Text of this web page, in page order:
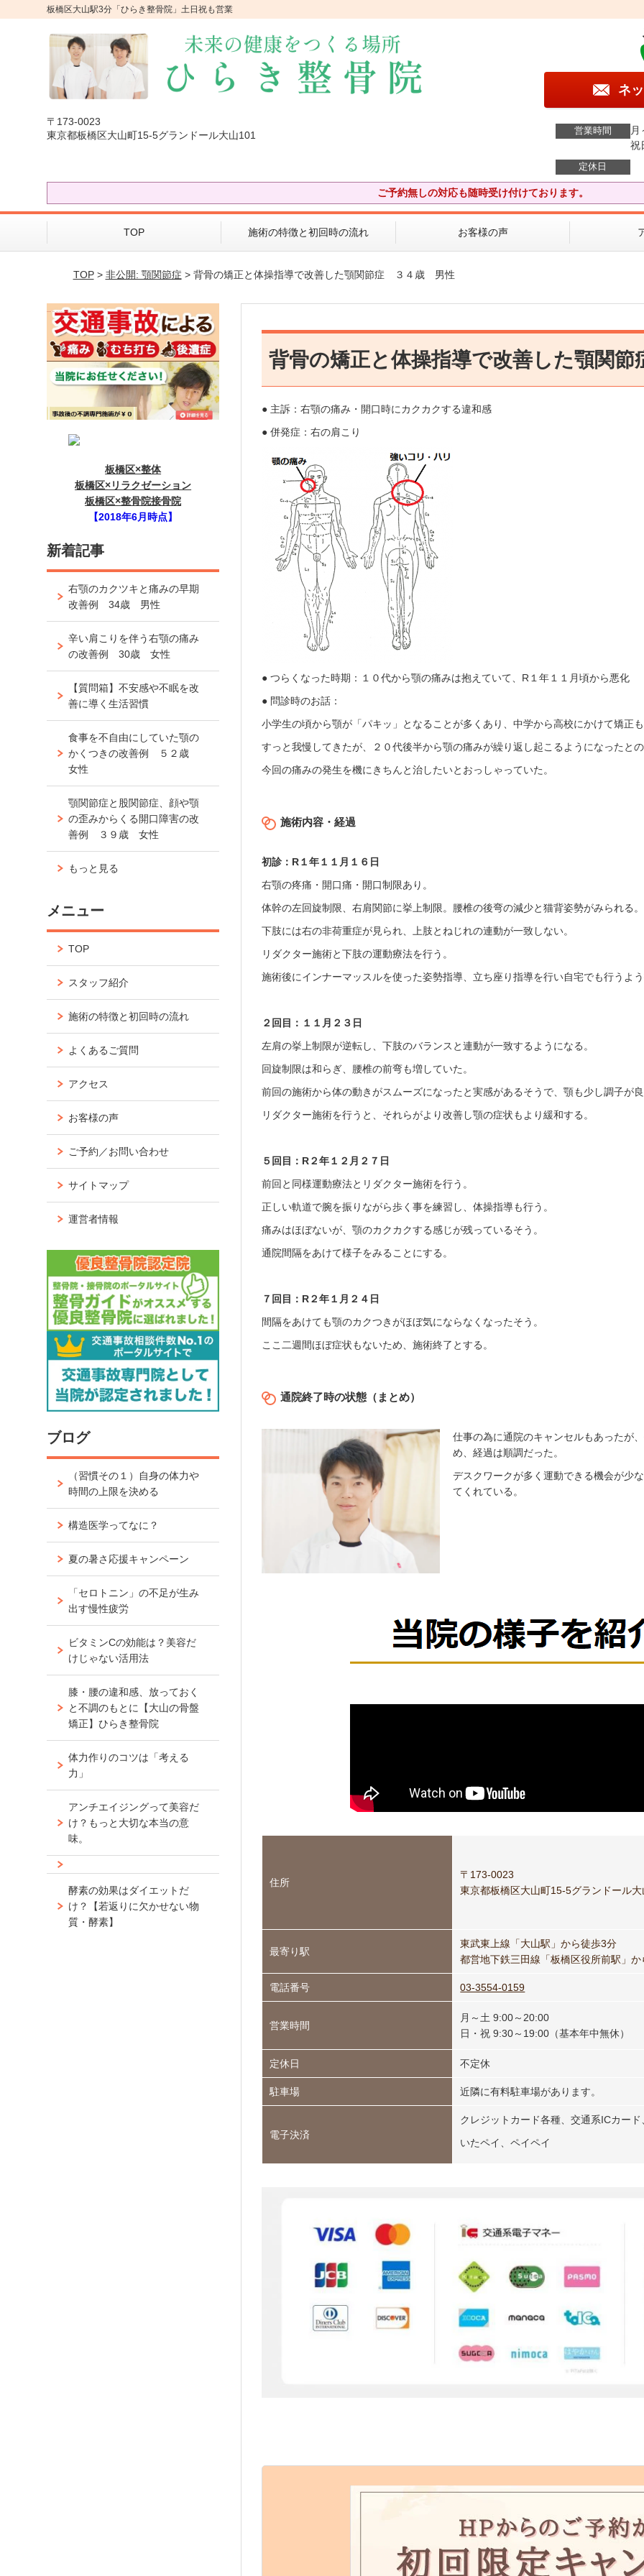
板橋区大山駅3分「ひらき整骨院」土日祝も営業
〒173-0023
東京都板橋区大山町15-5グランドール大山101
ネ
営業時間
祝
定休日
ご予約無しの対応も随時受け付けております。
TOP 施術の特徴と初回時の流れ お客様の声
TOP> 非公開: 顎関節症 > 背骨の矯正と体操指導で改善した顎関節症 ３４歳 男性
背骨の矯正と体操指導で改善した顎関
● 主訴：右顎の痛み・開口時にカクカクする違和感
● 併発症：右の肩こり
● つらくなった時期：１０代から顎の痛みは抱えていて、R１年１１月頃から悪化
● 問診時のお話：
小学生の頃から顎が「パキッ」となることが多くあり、中学から高校にかけて矯正も
すっと我慢してきたが、２０代後半から顎の痛みが繰り返し起こるようになったとの
今回の痛みの発生を機にきちんと治したいとおっしゃっていた。
施術内容・経過
初診：R１年１１月１６日
右顎の疼痛・開口痛・開口制限あり。
体幹の左回旋制限、右肩関節に挙上制限。腰椎の後弯の減少と猫背姿勢がみられる。
下肢には右の非荷重症が見られ、上肢とねじれの連動が一致しない。
リダクター施術と下肢の運動療法を行う。
施術後にインナーマッスルを使った姿勢指導、立ち座り指導を行い自宅でも行うよう
２回目：１１月２３日
左肩の挙上制限が逆転し、下肢のバランスと連動が一致するようになる。
回旋制限は和らぎ、腰椎の前弯も増していた。
前回の施術から体の動きがスムーズになったと実感があるそうで、顎も少し調子が良
リダクター施術を行うと、それらがより改善し顎の症状もより緩和する。
５回目：R２年１２月２７日
前回と同様運動療法とリダクター施術を行う。
正しい軌道で腕を振りながら歩く事を練習し、体操指導も行う。
痛みはほぼないが、顎のカクカクする感じが残っているそう。
通院間隔をあけて様子をみることにする。
７回目：R２年１月２４日
間隔をあけても顎のカクつきがほぼ気にならなくなったそう。
ここ二週間ほぼ症状もないため、施術終了とする。
通院終了時の状態（まとめ）
仕事の為に通院のキャンセルもあったが
め、経過は順調だった。
デスクワークが多く運動できる機会が少
てくれている。
住所
〒173-0023
東京都板橋区大山町15-5グランドール
最寄り駅
東武東上線「大山駅」から徒歩3分
都営地下鉄三田線「板橋区役所前駅」
電話番号 03-3554-0159
営業時間
月～土 9:00～20:00
日・祝 9:30～19:00（基本年中無休）
定休日 不定休
駐車場 近隣に有料駐車場があります。
電子決済
クレジットカード各種、交通系ICカー
いたペイ、ペイペイ
板橋区×整体
板橋区×リラクゼーション
板橋区×整骨院接骨院
【2018年6月時点】
新着記事
右顎のカクツキと痛みの早期
改善例 34歳 男性
辛い肩こりを伴う右顎の痛み
の改善例 30歳 女性
【質問箱】不安感や不眠を改
善に導く生活習慣
食事を不自由にしていた顎の
かくつきの改善例 ５２歳
女性
顎関節症と股関節症、顔や顎
の歪みからくる開口障害の改
善例 ３９歳 女性
もっと見る
メニュー
TOP
スタッフ紹介
施術の特徴と初回時の流れ
よくあるご質問
アクセス
お客様の声
ご予約／お問い合わせ
サイトマップ
運営者情報
ブログ
（習慣その１）自身の体力や
時間の上限を決める
構造医学ってなに？
夏の暑さ応援キャンペーン
「セロトニン」の不足が生み
出す慢性疲労
ビタミンCの効能は？美容だ
けじゃない活用法
膝・腰の違和感、放っておく
と不調のもとに【大山の骨盤
矯正】ひらき整骨院
体力作りのコツは「考える
力」
アンチエイジングって美容だ
け？もっと大切な本当の意
味。
酵素の効果はダイエットだ
け？【若返りに欠かせない物
質・酵素】